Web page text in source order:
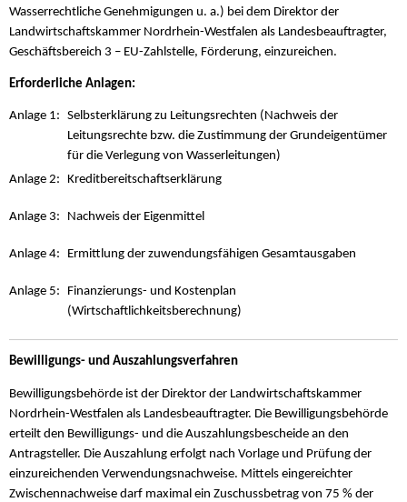
Wasserrechtliche Genehmigungen u. a.) bei dem Direktor der
Landwirtschaftskammer Nordrhein-Westfalen als Landesbeauftragter,
Geschäftsbereich 3 – EU-Zahlstelle, Förderung, einzureichen.
Erforderliche Anlagen:
Anlage 1: Selbsterklärung zu Leitungsrechten (Nachweis der
Leitungsrechte bzw. die Zustimmung der Grundeigentümer
für die Verlegung von Wasserleitungen)
Anlage 2:
Kreditbereitschaftserklärung
Anlage 3: Nachweis der Eigenmittel
Anlage 4: Ermittlung der zuwendungsfähigen Gesamtausgaben
Anlage 5:
Finanzierungs- und Kostenplan
(Wirtschaftlichkeitsberechnung)
Bewilligungs- und Auszahlungsverfahren
Bewilligungsbehörde ist der Direktor der Landwirtschaftskammer
Nordrhein-Westfalen als Landesbeauftragter. Die Bewilligungsbehörde
erteilt den Bewilligungs- und die Auszahlungsbescheide an den
Antragsteller. Die Auszahlung erfolgt nach Vorlage und Prüfung der
einzureichenden Verwendungsnachweise. Mittels eingereichter
Zwischennachweise darf maximal ein Zuschussbetrag von 75 % der